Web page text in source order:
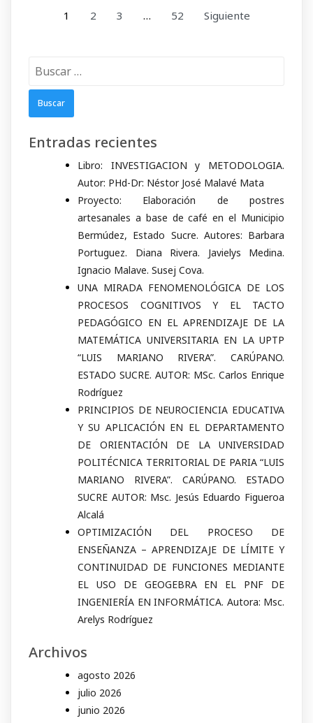
1 2 3 … 52 Siguiente
Entradas recientes
Libro: INVESTIGACION y METODOLOGIA.
Autor: PHd-Dr: Néstor José Malavé Mata
Proyecto: Elaboración de postres
artesanales a base de café en el Municipio
Bermúdez, Estado Sucre. Autores: Barbara
Portuguez. Diana Rivera. Javielys Medina.
Ignacio Malave. Susej Cova.
UNA MIRADA FENOMENOLÓGICA DE LOS
PROCESOS COGNITIVOS Y EL TACTO
PEDAGÓGICO EN EL APRENDIZAJE DE LA
MATEMÁTICA UNIVERSITARIA EN LA UPTP
“LUIS MARIANO RIVERA”. CARÚPANO.
ESTADO SUCRE. AUTOR: MSc. Carlos Enrique
Rodríguez
PRINCIPIOS DE NEUROCIENCIA EDUCATIVA
Y SU APLICACIÓN EN EL DEPARTAMENTO
DE ORIENTACIÓN DE LA UNIVERSIDAD
POLITÉCNICA TERRITORIAL DE PARIA “LUIS
MARIANO RIVERA”. CARÚPANO. ESTADO
SUCRE AUTOR: Msc. Jesús Eduardo Figueroa
Alcalá
OPTIMIZACIÓN DEL PROCESO DE
ENSEÑANZA – APRENDIZAJE DE LÍMITE Y
CONTINUIDAD DE FUNCIONES MEDIANTE
EL USO DE GEOGEBRA EN EL PNF DE
INGENIERÍA EN INFORMÁTICA. Autora: Msc.
Arelys Rodríguez
Archivos
agosto 2026
julio 2026
junio 2026